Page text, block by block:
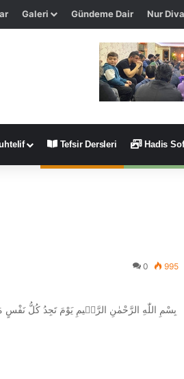
Galeri Gündeme Dair Nur
Tefsir Dersleri Hadis
0 995